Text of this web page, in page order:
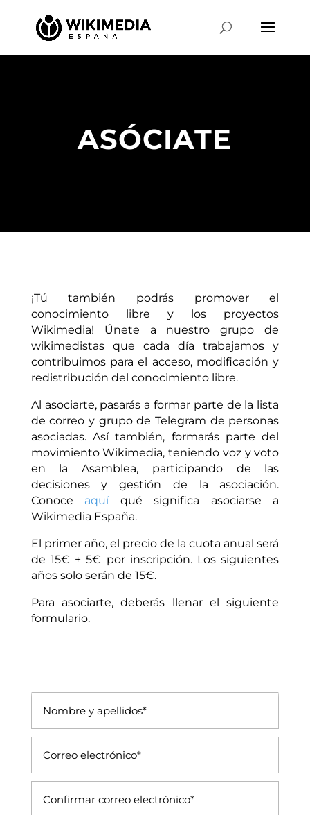
ASÓCIATE
¡Tú también podrás promover el
conocimiento libre y los proyectos
Wikimedia! Únete a nuestro grupo de
wikimedistas que cada día trabajamos y
contribuimos para el acceso, modificación y
redistribución del conocimiento libre.
Al asociarte, pasarás a formar parte de la lista
de correo y grupo de Telegram de personas
asociadas. Así también, formarás parte del
movimiento Wikimedia, teniendo voz y voto
en la Asamblea, participando de las
decisiones y gestión de la asociación.
Conoce aquíqué significa asociarse a
Wikimedia España.
El primer año, el precio de la cuota anual será
de 15€ + 5€ por inscripción. Los siguientes
años solo serán de 15€.
Para asociarte, deberás llenar el siguiente
formulario.